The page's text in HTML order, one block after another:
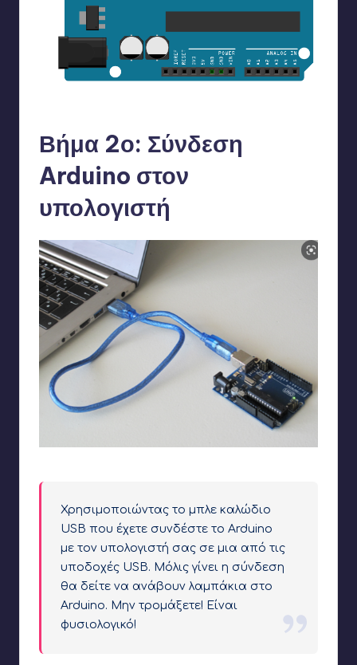
Βήμα 2ο: Σύνδεση
Arduino στον
υπολογιστή
Χρησιμοποιώντας το μπλε καλώδιο
USB που έχετε συνδέστε το Arduino
με τον υπολογιστή σας σε μια από τις
υποδοχές USB. Μόλις γίνει η σύνδεση
θα δείτε να ανάβουν λαμπάκια στο
Arduino. Μην τρομάξετε! Είναι
φυσιολογικό!